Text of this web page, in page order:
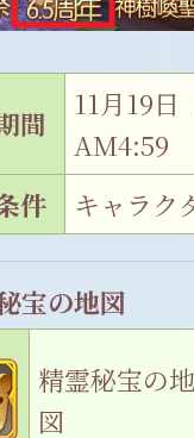
間
11月19
AM4:59
件
キャラク
宝の地図
精霊秘宝の地
図